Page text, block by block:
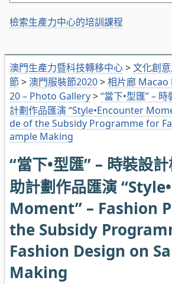
澳門生產力暨科技轉移中心>文化創
節> 澳門服裝節2020>相片廊 Macao
20 – Photo Gallery>“當下•型匯” –
計劃作品匯演 “Style•Encounter
de of the Subsidy Programme for
ample Making
“當下•型匯” – 時裝設
助計劃作品匯演
Moment” – Fashion
the Subsidy
Fashion Design on
Making
檢索生產力中心的培訓課程